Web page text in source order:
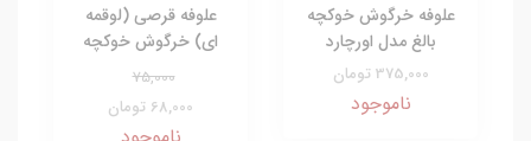
علوفه خرگوش خوکچه
بالغ مدل اورچارد
375,000 تومان
ناموجود
علوفه قرصی (لوقمه
ای) خرگوش خوکچه
75,000
68,000 تومان